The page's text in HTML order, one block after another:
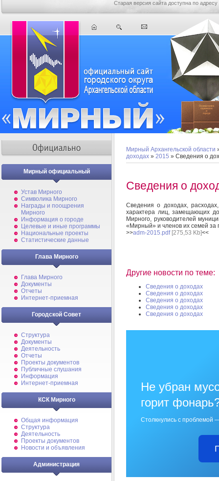
Старая версия сайта доступна по адресу
Мирный официальный
Устав Мирного
Символика Мирного
Награды и поощрения
Мирного
Информация о городе
Целевые и иные программы
Национальные проекты
Статистические данные
Глава Мирного
Глава Мирного
Документы
Отчеты
Интернет-приемная
Городской Совет
Структура
Документы
Деятельность
Отчеты
Проекты документов
Публичные слушания
Информация
Интернет-приемная
КСК Мирного
Общая информация
Структура
Деятельность
Проекты документов
Новости и объявления
Администрация
Мирный Архангельской области
доходах » 2015 » Сведения о
Сведения о
Сведения о доходах,
характера лиц, замещающих
Мирного, руководителей
«Мирный» и членов их семей за
>>adm-2015.pdf[275,53 Kb]<<
Другие новости по теме:
Сведения о доходах
Сведения о доходах
Сведения о доходах
Сведения о доходах
Сведения о доходах
Не убран
горит
Столкнулись с проблемой